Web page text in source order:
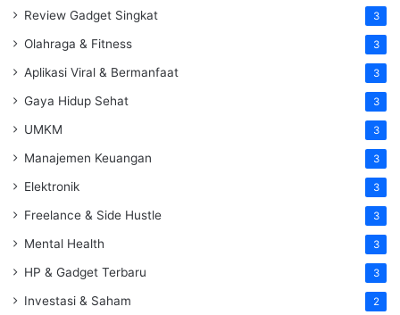
Review Gadget Singkat 3
Olahraga & Fitness 3
Aplikasi Viral & Bermanfaat 3
Gaya Hidup Sehat 3
UMKM 3
Manajemen Keuangan 3
Elektronik 3
Freelance & Side Hustle 3
Mental Health 3
HP & Gadget Terbaru 3
Investasi & Saham 2